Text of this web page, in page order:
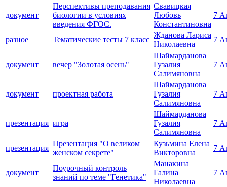
документ
Перспективы преподавания
биологии в условиях
введения ФГОС.
Свавицкая
Любовь
Константиновна
7
разное Тематические тесты 7 класс
Жданова Лариса
Николаевна
7
документ вечер "Золотая осень"
Шаймарданова
Гузалия
Салимяновна
7
документ проектная работа
Шаймарданова
Гузалия
Салимяновна
7
презентация игра
Шаймарданова
Гузалия
Салимяновна
7
презентация
Презентация "О великом
женском секрете"
Кузьмина Елена
Викторовна
7
документ
Поурочный контроль
знаний по теме "Генетика"
Манакина
Галина
Николаевна
7